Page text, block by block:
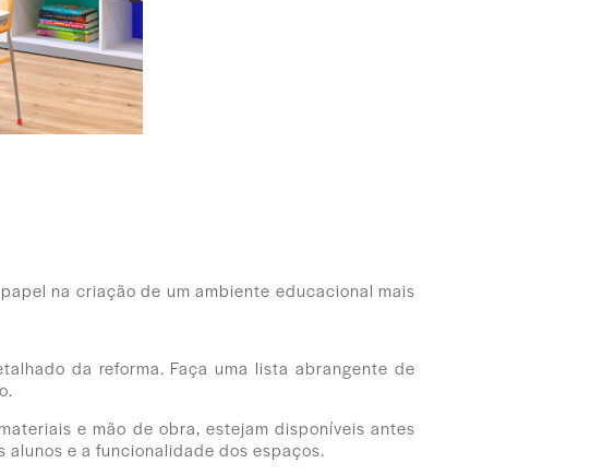
na criação de um ambiente educacional mais
da reforma. Faça uma lista abrangente de
e mão de obra, estejam disponíveis antes
e a funcionalidade dos espaços.